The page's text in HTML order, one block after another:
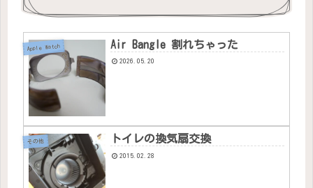
Apple Watch Air Bangle 割れちゃった
2026.05.20
その他 トイレの換気扇交換
2015.02.28